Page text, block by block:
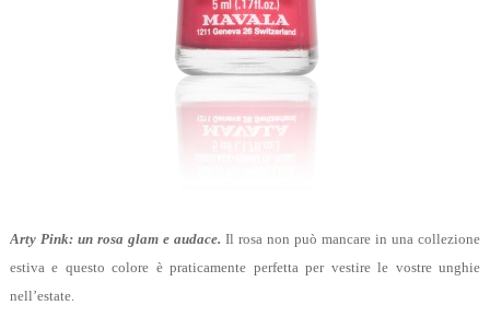
Arty Pink: un rosa glam e audace. Il rosa non può mancare in una collezione
estiva e questo colore è praticamente perfetta per vestire le vostre unghie
nell’estate.